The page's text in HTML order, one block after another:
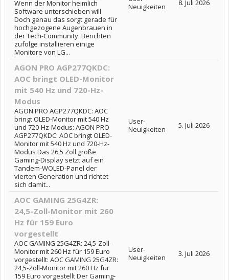
Wenn der Monitor heimlich
Software unterschieben will
Doch genau das sorgt gerade für
hochgezogene Augenbrauen in
der Tech-Community. Berichten
zufolge installieren einige
Monitore von LG...
Neuigkeiten
8. Juli 2026
AGON PRO AGP277QKDC:
AOC bringt OLED-Monitor
mit 540 Hz und 720-Hz-
Modus
AGON PRO AGP277QKDC: AOC
bringt OLED-Monitor mit 540 Hz
und 720-Hz-Modus: AGON PRO
AGP277QKDC: AOC bringt OLED-
Monitor mit 540 Hz und 720-Hz-
Modus Das 26,5 Zoll große
Gaming-Display setzt auf ein
Tandem-WOLED-Panel der
vierten Generation und richtet
sich damit...
User-
Neuigkeiten
5. Juli 2026
AOC GAMING 25G4ZR:
24,5-Zoll-Monitor mit 260
Hz für 159 Euro
vorgestellt
AOC GAMING 25G4ZR: 24,5-Zoll-
Monitor mit 260 Hz für 159 Euro
vorgestellt: AOC GAMING 25G4ZR:
24,5-Zoll-Monitor mit 260 Hz für
159 Euro vorgestellt Der Gaming-
User-
Neuigkeiten
3. Juli 2026